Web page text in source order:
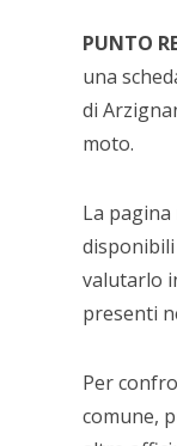
PUNTO
una
di
moto.
La
valutarlo
presenti
Per
comune,